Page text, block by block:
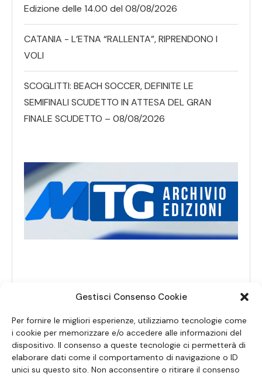
Gestisci Consenso Cookie
Per fornire le migliori esperienze, utilizziamo tecnologie come
i cookie per memorizzare e/o accedere alle informazioni del
dispositivo. Il consenso a queste tecnologie ci permetterà di
elaborare dati come il comportamento di navigazione o ID
unici su questo sito. Non acconsentire o ritirare il consenso
Edizione delle 14.00 del 08/08/2026
CATANIA - L’ETNA “RALLENTA”, RIPRENDONO I
VOLI
SCOGLITTI: BEACH SOCCER, DEFINITE LE
SEMIFINALI SCUDETTO IN ATTESA DEL GRAN
FINALE SCUDETTO – 08/08/2026
SEGUICI SUI SOCIAL